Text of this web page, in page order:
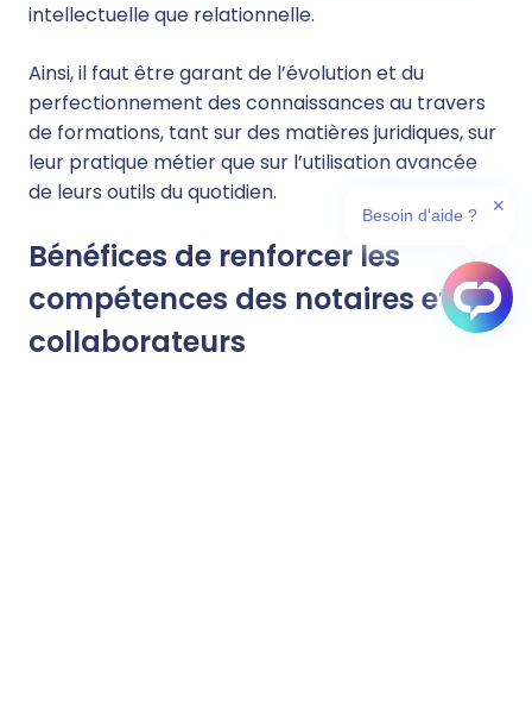
intellectuelle que relationnelle.
Ainsi, il faut être garant de l’évolution et du
perfectionnement des connaissances au travers
de formations, tant sur des matières juridiques, sur
leur pratique métier que sur l’utilisation avancée
de leurs outils du quotidien.
Bénéfices de renforcer les
compétences des notaires et
collaborateurs
Besoin d'aide ? ✕